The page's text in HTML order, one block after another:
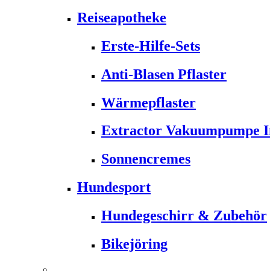
Reiseapotheke
Erste-Hilfe-Sets
Anti-Blasen Pflaster
Wärmepflaster
Extractor Vakuumpumpe
Sonnencremes
Hundesport
Hundegeschirr & Zubehör
Bikejöring